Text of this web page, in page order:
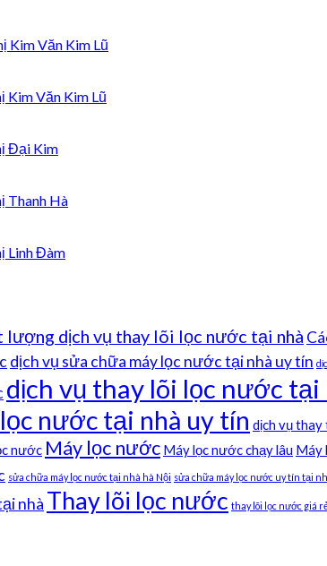
Kim Văn Kim Lũ
Kim Văn Kim Lũ
Đại Kim
Thanh Hà
Linh Đàm
lượng dịch vụ thay lõi lọc nước tại nhà
dịch vụ sửa chữa máy lọc nước tại nhà uy tín
dịch vụ thay lõi lọc nước tại
nước tại nhà uy tín dịch vụ thay
nước Máy lọc nước Máy lọc nước chạy lâu Máy
sửa chữa máy lọc nước tại nhà hà Nội sửa chữa máy lọc nước uy tín tại
nhà Thay lõi lọc nước thay lõi lọc nước giá